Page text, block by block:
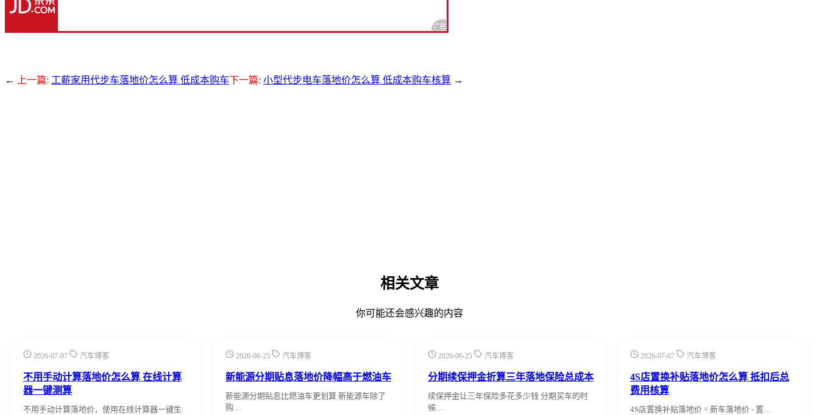
← 上一篇: 工薪家用代步车落地价怎么算 低成本购车下一篇: 小型代步电车落地价怎么算 低成本购车核算 →
相关文章
你可能还会感兴趣的内容
2026-07-07 汽车博客
不用手动计算落地价怎么算 在线计算
器一键测算
不用手动计算落地价，使用在线计算器一键生
2026-06-25 汽车博客
新能源分期贴息落地价降幅高于燃油车
新能源分期贴息比燃油车更划算 新能源车除了
购…
2026-06-25 汽车博客
分期续保押金折算三年落地保险总成本
续保押金让三年保险多花多少钱 分期买车的时
候…
2026-07-07 汽车博客
4S店置换补贴落地价怎么算 抵扣后总
费用核算
4S店置换补贴落地价 = 新车落地价 - 置…